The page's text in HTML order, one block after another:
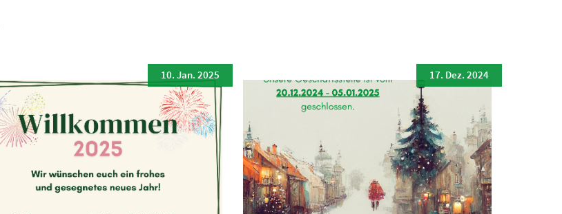
10. Jan. 2025 17. Dez. 2024